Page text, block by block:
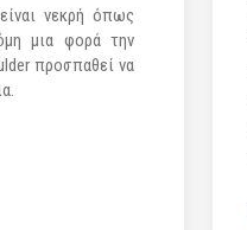
νεκρή όπως
μια φορά την
προσπαθεί να